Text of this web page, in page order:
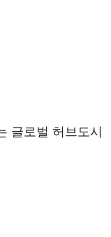
글로벌 허브도시